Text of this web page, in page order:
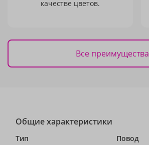
качестве цветов.
Все преимущества
Общие характеристики
Тип
Повод